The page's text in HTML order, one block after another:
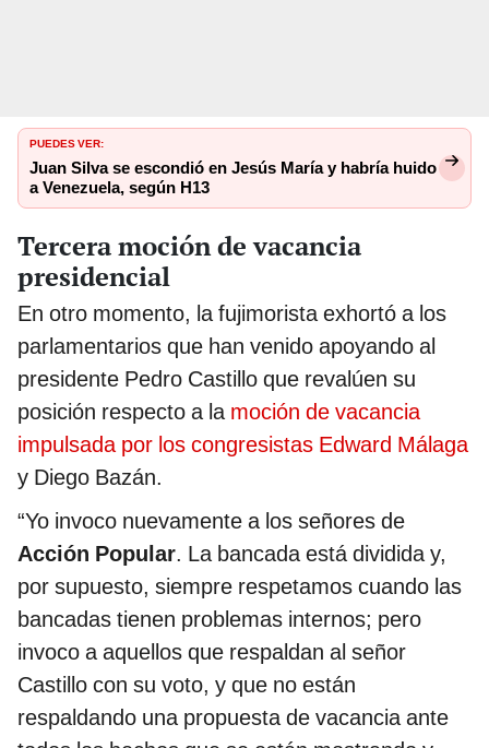
PUEDES VER:
Juan Silva se escondió en Jesús María y habría huido
a Venezuela, según H13
Tercera moción de vacancia
presidencial
En otro momento, la fujimorista exhortó a los
parlamentarios que han venido apoyando al
presidente Pedro Castillo que revalúen su
posición respecto a la moción de vacancia
impulsada por los congresistas Edward Málaga
y Diego Bazán.
“Yo invoco nuevamente a los señores de
Acción Popular. La bancada está dividida y,
por supuesto, siempre respetamos cuando las
bancadas tienen problemas internos; pero
invoco a aquellos que respaldan al señor
Castillo con su voto, y que no están
respaldando una propuesta de vacancia ante